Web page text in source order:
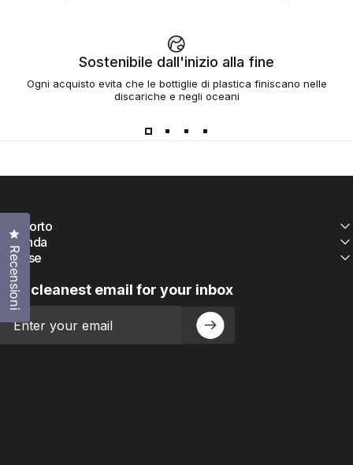
Sostenibile dall'inizio alla fine
Ogni acquisto evita che le bottiglie di plastica finiscano nelle
discariche e negli oceani
Supporto
Azienda
Risorse
The cleanest email for your inbox
Email
Recensioni
Clicca per aprire la finestra delle recensioni